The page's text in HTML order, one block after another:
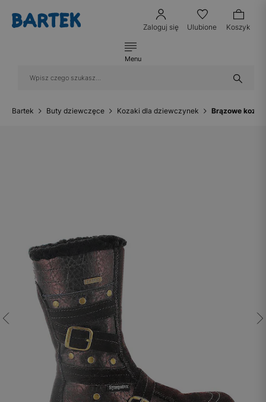
Zaloguj się Ulubione Koszyk
Menu
Bartek Buty dziewczęce Kozaki dla dziewczynek Brązowe